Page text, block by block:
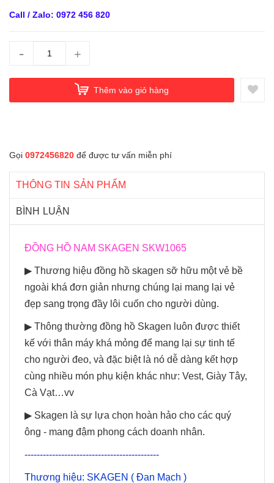
Call / Zalo: 0972 456 820
- +
Thêm vào giỏ hàng
Gọi 0972456820 để được tư vấn miễn phí
THÔNG TIN SẢN PHẨM
BÌNH LUẬN
ĐỒNG HỒ NAM SKAGEN SKW1065
▶ Thương hiệu đồng hồ skagen sỡ hữu một vẻ bề
ngoài khá đơn giản nhưng chúng lại mang lại vẻ
đẹp sang trọng đầy lôi cuốn cho người dùng.
▶ Thông thường đồng hồ Skagen luôn được thiết
kế với thân máy khá mỏng để mang lại sự tinh tế
cho người đeo, và đặc biệt là nó dễ dàng kết hợp
cùng nhiều món phụ kiện khác như: Vest, Giày Tây,
Cà Vạt…vv
▶ Skagen là sự lựa chọn hoàn hảo cho các quý
ông - mang đậm phong cách doanh nhân.
--------------------------------------------
Thương hiệu: SKAGEN ( Đan Mạch )